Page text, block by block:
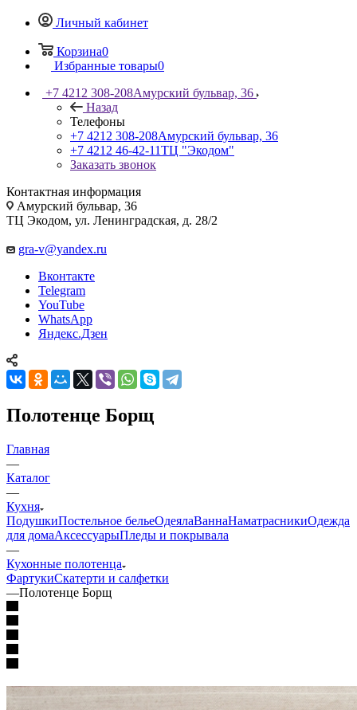
Личный кабинет
Корзина0
Избранные товары0
+7 4212 308-208Амурский бульвар, 36
Назад
Телефоны
+7 4212 308-208Амурский бульвар, 36
+7 4212 46-42-11ТЦ "Экодом"
Заказать звонок
Контактная информация
Амурский бульвар, 36
ТЦ Экодом, ул. Ленинградская, д. 28/2
gra-v@yandex.ru
Вконтакте
Telegram
YouTube
WhatsApp
Яндекс.Дзен
Полотенце Борщ
Главная
—
Каталог
—
Кухня
ПодушкиПостельное бельеОдеялаВаннаНаматрасникиОдежда
для домаАксессуарыПледы и покрывала
—
Кухонные полотенца
ФартукиСкатерти и салфетки
—Полотенце Борщ